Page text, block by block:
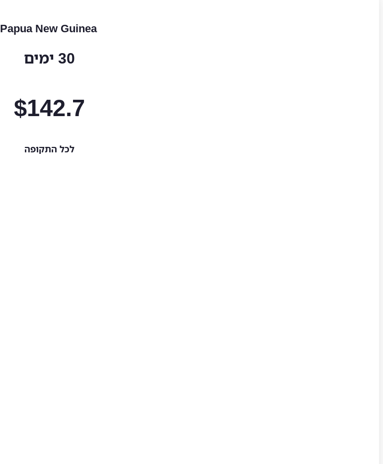
Papua New Guinea
30 ימים
$142.7
לכל התקופה